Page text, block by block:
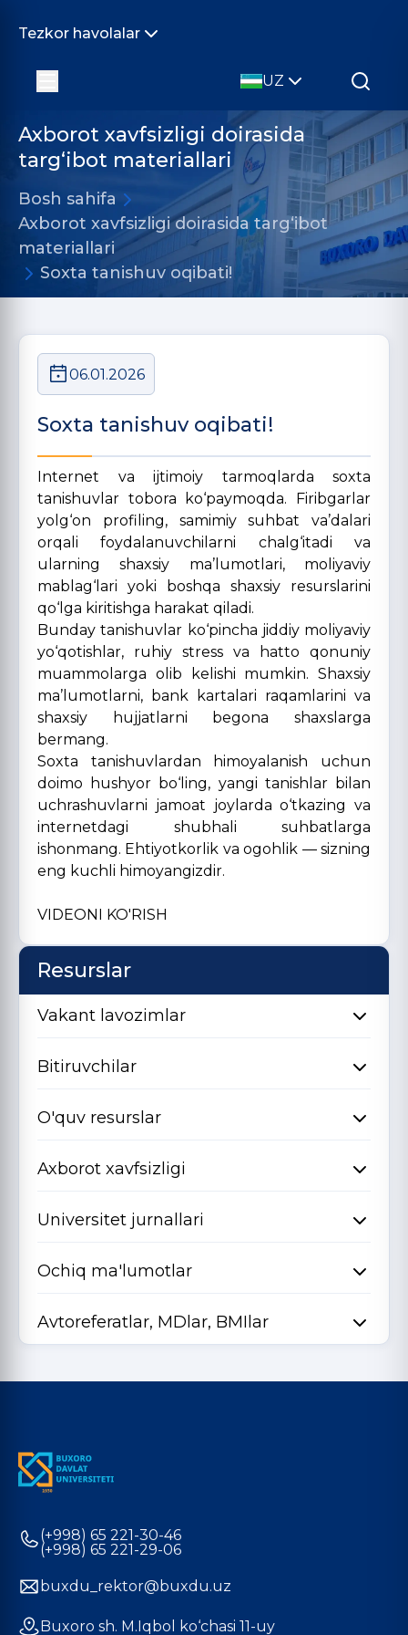
Tezkor havolalar
UZ
Axborot xavfsizligi doirasida
targ‘ibot materiallari
Bosh sahifa
Axborot xavfsizligi doirasida targ‘ibot
materiallari
Soxta tanishuv oqibati!
06.01.2026
Soxta tanishuv oqibati!
Internet va ijtimoiy tarmoqlarda soxta
tanishuvlar tobora ko‘paymoqda. Firibgarlar
yolg‘on profiling, samimiy suhbat va’dalari
orqali foydalanuvchilarni chalg‘itadi va
ularning shaxsiy ma’lumotlari, moliyaviy
mablag‘lari yoki boshqa shaxsiy resurslarini
qo‘lga kiritishga harakat qiladi.
Bunday tanishuvlar ko‘pincha jiddiy moliyaviy
yo‘qotishlar, ruhiy stress va hatto qonuniy
muammolarga olib kelishi mumkin. Shaxsiy
ma’lumotlarni, bank kartalari raqamlarini va
shaxsiy hujjatlarni begona shaxslarga
bermang.
Soxta tanishuvlardan himoyalanish uchun
doimo hushyor bo‘ling, yangi tanishlar bilan
uchrashuvlarni jamoat joylarda o‘tkazing va
internetdagi shubhali suhbatlarga
ishonmang. Ehtiyotkorlik va ogohlik — sizning
eng kuchli himoyangizdir.
VIDEONI KO'RISH
Resurslar
Vakant lavozimlar
Bitiruvchilar
O'quv resurslar
Axborot xavfsizligi
Universitet jurnallari
Ochiq ma'lumotlar
Avtoreferatlar, MDlar, BMIlar
(+998) 65 221-30-46
(+998) 65 221-29-06
buxdu_rektor@buxdu.uz
Buxoro sh. M.Iqbol ko‘chasi 11-uy